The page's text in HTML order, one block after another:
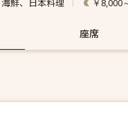
￥8,000
座席